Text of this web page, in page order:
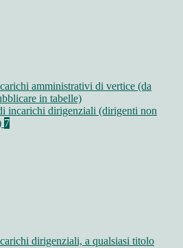
amministrativi di vertice (da
in tabelle)
incarichi dirigenziali (dirigenti non
7
dirigenziali, a qualsiasi titolo